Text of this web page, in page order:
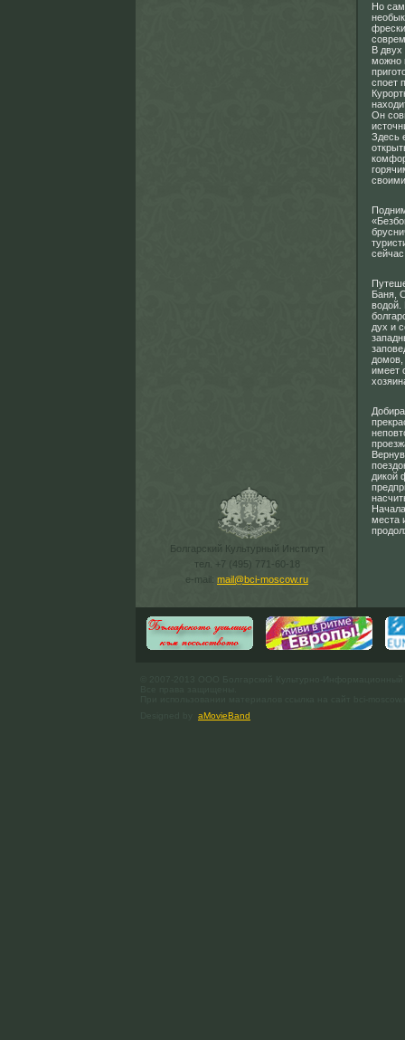
Болгарский Культурный Институт
тел. +7 (495) 771-60-18
e-mail: mail@bci-moscow.ru
Но
В двух
можно
споет
Он
Здесь
Баня,
водой.
дух и
домов,
имеет
дикой
места
aMovieBand